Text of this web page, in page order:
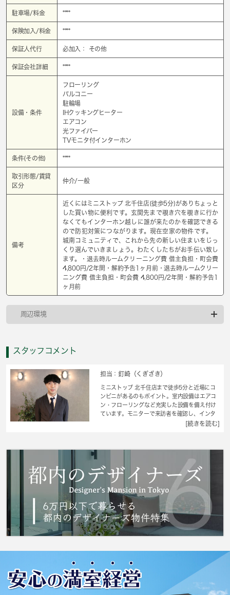
駐車場/料金 ****
保険加入/料金 ****
保証人代行 必加入： その他
保証会社詳細 ****
設備・条件
フローリング
バルコニー
駐輪場
IHクッキングヒーター
エアコン
光ファイバー
TVモニタ付インターホン
条件(その他) ****
取引形態/賃貸
区分
仲介/一般
備考
近くにはミニストップ 北千住店(徒歩5分)がありちょっと
した買い物に便利です。玄関先まで覗き穴を覗きに行か
なくてもインターホン越しに誰が来たのかを確認できる
ので防犯対策につながります。現在空家の物件です。
城南コミュニティで、これから先の新しい住まいをじっ
くり選んでいきましょう。わたくしたちがお手伝い致し
ます。・退去時ルームクリーニング費 借主負担・町会費
4,800円/2年間・解約予告1ヶ月前・退去時ルームクリー
ニング費 借主負担・町会費 4,800円/2年間・解約予告1
ヶ月前
周辺環境
スタッフコメント
担当：釘崎（くぎざき）
ミニストップ 北千住店まで徒歩5分と近場にコ
ンビニがあるのもポイント。室内設備はエアコ
ン・フローリングなど充実した設備を備え付け
ています。モニターで来訪者を確認し、インタ
ーホンを通じて室内から会話することができま
徒歩9分の物件です。火を使わずにお料理ができ
は、住まい探しの大事な決め手です。日比谷線
北千住周辺のお部屋探しなら、当社へお気軽に
ご相談ください。
[続きを読む]